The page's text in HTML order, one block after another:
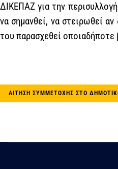
ΔΙΚΕΠΑΖ για την
να σημανθεί, να στειρωθεί
του παρασχεθεί οποιαδήποτε
ΑΙΤΗΣΗ ΣΥΜΜΕΤΟΧΗΣ ΣΤΟ